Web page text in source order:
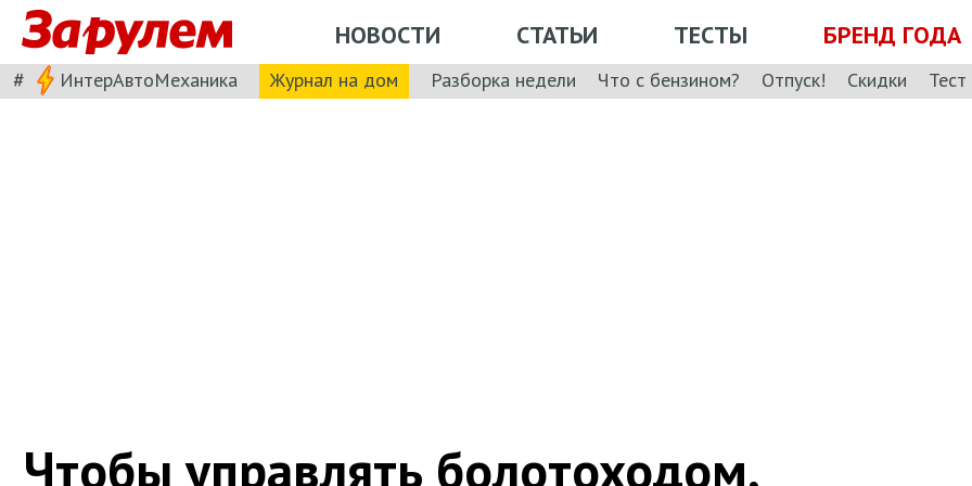
НОВОСТИ СТАТЬИ ТЕСТЫ БРЕНД ГОДА
# ИнтерАвтоМеханика Журнал на дом Разборка недели Что с бензином? Отпуск! Скидки
Чтобы управлять болотоходом,